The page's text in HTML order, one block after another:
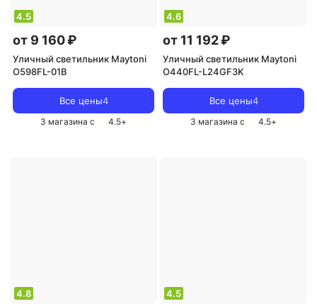
4.5
от 9 160 ₽
Уличный светильник Maytoni
O598FL-01B
Все цены4
3 магазина с 4.5+
4.6
от 11 192 ₽
Уличный светильник Maytoni
O440FL-L24GF3K
Все цены4
3 магазина с 4.5+
4.8 4.5